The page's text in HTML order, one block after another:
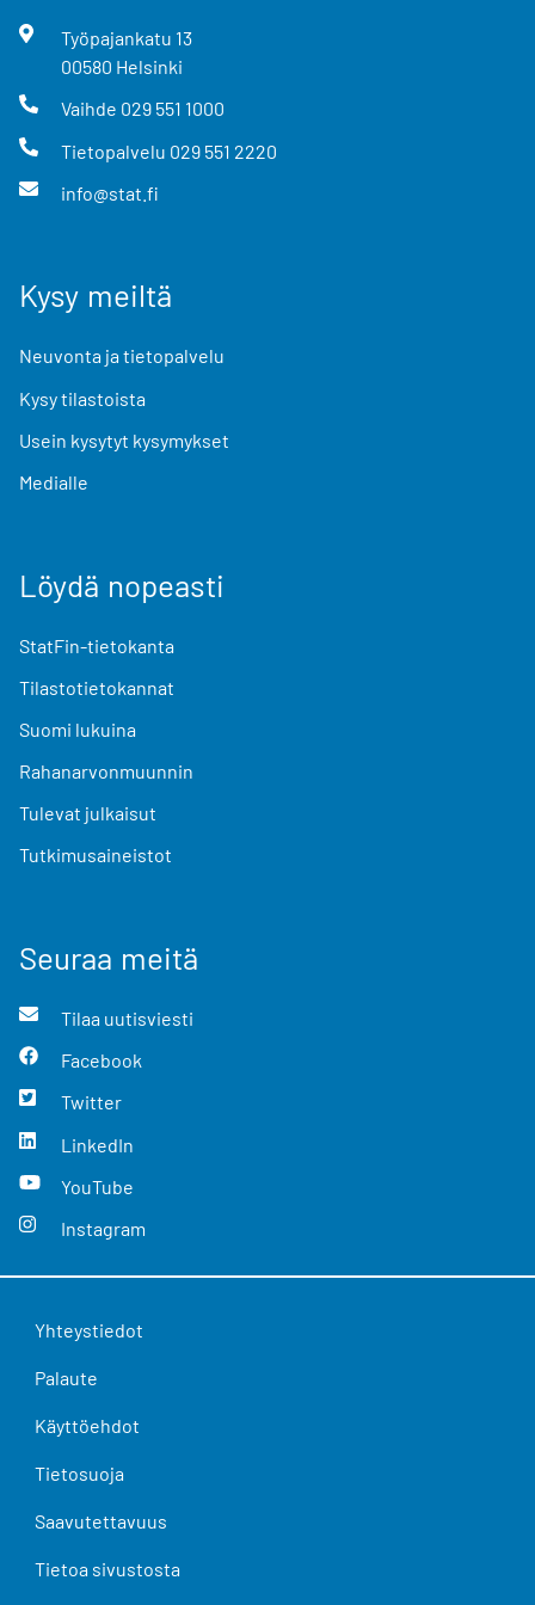
Työpajankatu 13
00580 Helsinki
Vaihde 029 551 1000
Tietopalvelu 029 551 2220
info@stat.fi
Kysy meiltä
Neuvonta ja tietopalvelu
Kysy tilastoista
Usein kysytyt kysymykset
Medialle
Löydä nopeasti
StatFin-tietokanta
Tilastotietokannat
Suomi lukuina
Rahanarvonmuunnin
Tulevat julkaisut
Tutkimusaineistot
Seuraa meitä
Tilaa uutisviesti
Facebook
Twitter
LinkedIn
YouTube
Instagram
Yhteystiedot
Palaute
Käyttöehdot
Tietosuoja
Saavutettavuus
Tietoa sivustosta